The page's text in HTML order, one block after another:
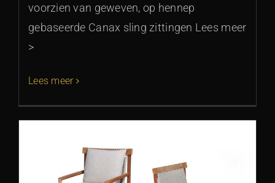
voorzien van geweven, op hennep
gebaseerde Canax sling zittingen Lees meer
>
Lees meer